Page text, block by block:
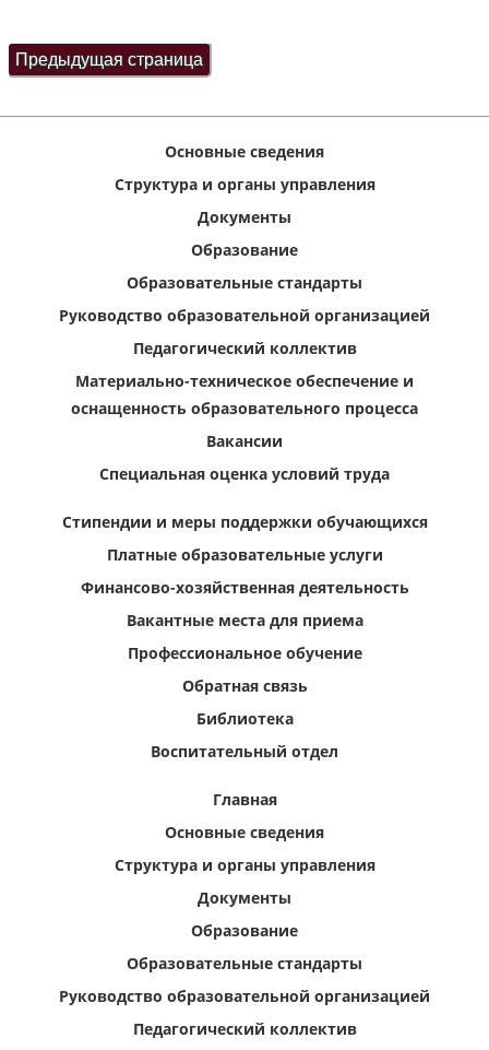
Основные сведения
Структура и органы управления
Документы
Образование
Образовательные стандарты
Руководство образовательной организацией
Педагогический коллектив
Материально-техническое обеспечение и
оснащенность образовательного процесса
Вакансии
Специальная оценка условий труда
Стипендии и меры поддержки обучающихся
Платные образовательные услуги
Финансово-хозяйственная деятельность
Вакантные места для приема
Профессиональное обучение
Обратная связь
Библиотека
Воспитательный отдел
Главная
Основные сведения
Структура и органы управления
Документы
Образование
Образовательные стандарты
Руководство образовательной организацией
Педагогический коллектив